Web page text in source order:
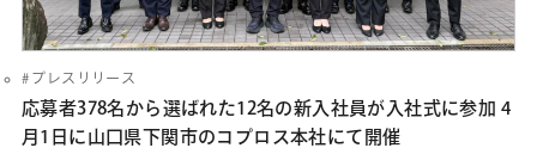
プレスリリース
応募者378名から選ばれた12名の新入社員が入社式に参加 4
月1日に山口県下関市のコプロス本社にて開催